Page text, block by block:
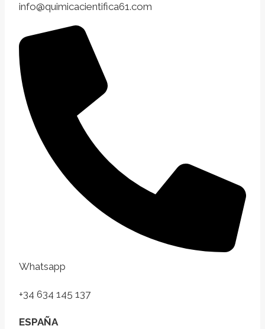
info@quimicacientifica61.com
Whatsapp
+34 634 145 137
ESPAÑA